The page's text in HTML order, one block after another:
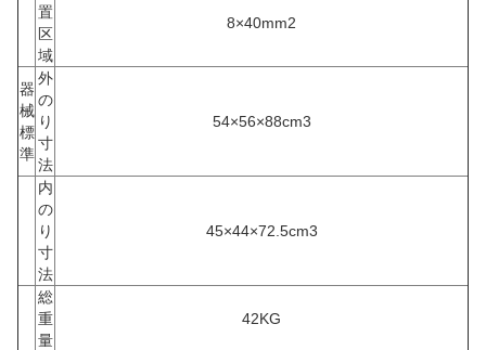
置
区
域
8×40mm2
器
械
標
準
外
の
り
寸
法
54×56×88cm3
内
の
り
寸
法
45×44×72.5cm3
総
重
量
42KG